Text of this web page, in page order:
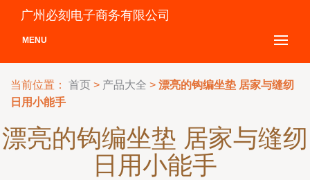
广州必刻电子商务有限公司
MENU
当前位置： 首页 > 产品大全 > 漂亮的钩编坐垫 居家与缝纫
日用小能手
漂亮的钩编坐垫 居家与缝纫
日用小能手